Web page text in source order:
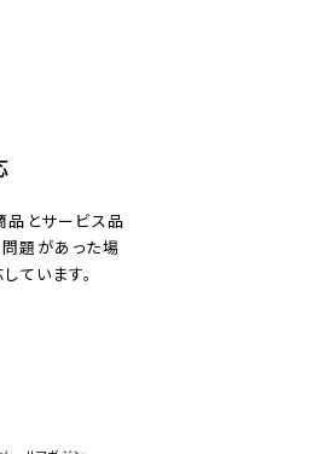
品とサービス品
題があった場
ています。